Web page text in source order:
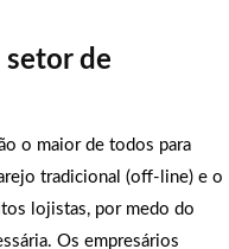
setor de
o maior de todos para
tradicional (off-line) e o
lojistas, por medo do
Os empresários